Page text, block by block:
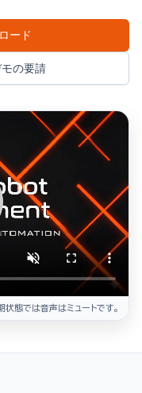
ード
の要請
態では音声はミュートです。